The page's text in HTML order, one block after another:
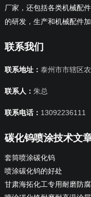
厂家，还包括各类机械配
的研发，生产和机械配件加
联系我们
联系地址： 泰州市市辖区
联系人： 朱总
联系电话： 13092236111
碳化钨喷涂技术文
套筒喷涂碳化钨
喷涂碳化钨的好处
甘肃海拓化工专用耐磨防